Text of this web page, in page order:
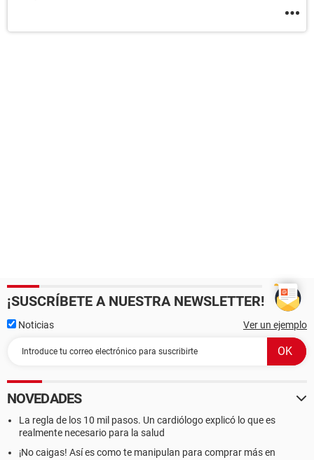
¡SUSCRÍBETE A NUESTRA NEWSLETTER!
Noticias Ver un ejemplo
NOVEDADES
La regla de los 10 mil pasos. Un cardiólogo explicó lo que es
realmente necesario para la salud
¡No caigas! Así es como te manipulan para comprar más en